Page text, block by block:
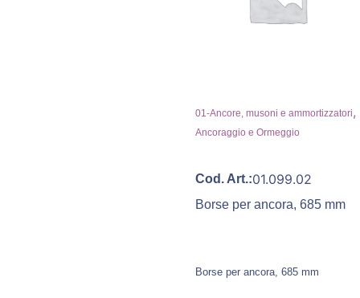
01-Ancore, musoni e ammortizzatori,
Ancoraggio e Ormeggio
Cod. Art.:01.099.02
Borse per ancora, 685 mm
Borse per ancora, 685 mm